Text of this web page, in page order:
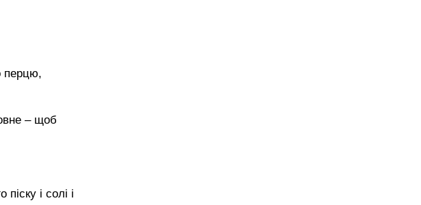
перцю,
– щоб
і солі і